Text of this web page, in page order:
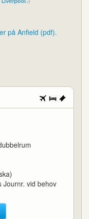
på Anfield (pdf).
Journr. vid behov